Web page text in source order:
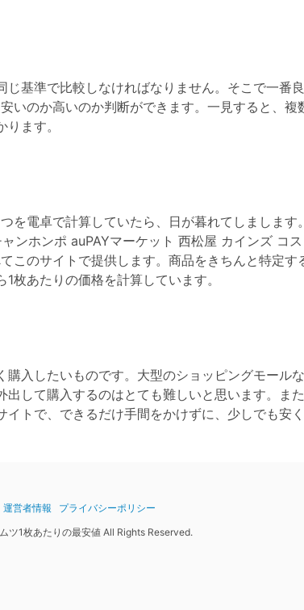
基準で比較しなければなりません。そこで一番
いのか高いのか判断ができます。一見すると、
ます。
を電卓で計算していたら、日が暮れてしましま
ンホンポ auPAYマーケット 西松屋 カインズ コ
このサイトで提供します。商品をきちんと特定
枚あたりの価格を計算しています。
入したいものです。大型のショッピングモール
して購入するのはとても難しいと思います。ま
トで、できるだけ手間をかけずに、少しでも安
運営者情報
プライバシーポリシー
ツ1枚あたりの最安値 All Rights Reserved.